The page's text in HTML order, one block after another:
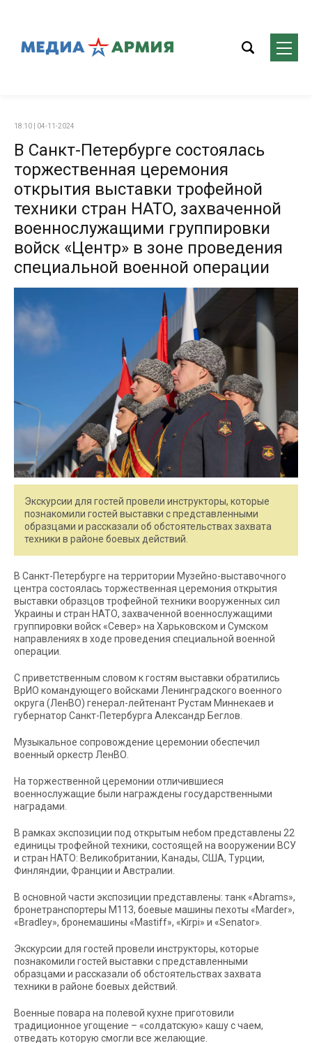
18:10 | 04-11-2024
В Санкт-Петербурге состоялась
торжественная церемония
открытия выставки трофейной
техники стран НАТО, захваченной
военнослужащими группировки
войск «Центр» в зоне проведения
специальной военной операции
Экскурсии для гостей провели инструкторы, которые
познакомили гостей выставки с представленными
образцами и рассказали об обстоятельствах захвата
техники в районе боевых действий.
В Санкт-Петербурге на территории Музейно-выставочного
центра состоялась торжественная церемония открытия
выставки образцов трофейной техники вооруженных сил
Украины и стран НАТО, захваченной военнослужащими
группировки войск «Север» на Харьковском и Сумском
направлениях в ходе проведения специальной военной
операции.
С приветственным словом к гостям выставки обратились
ВрИО командующего войсками Ленинградского военного
округа (ЛенВО) генерал-лейтенант Рустам Миннекаев и
губернатор Санкт-Петербурга Александр Беглов.
Музыкальное сопровождение церемонии обеспечил
военный оркестр ЛенВО.
На торжественной церемонии отличившиеся
военнослужащие были награждены государственными
наградами.
В рамках экспозиции под открытым небом представлены 22
единицы трофейной техники, состоящей на вооружении ВСУ
и стран НАТО: Великобритании, Канады, США, Турции,
Финляндии, Франции и Австралии.
В основной части экспозиции представлены: танк «Abrams»,
бронетранспортеры М113, боевые машины пехоты «Marder»,
«Bradley», бронемашины «Mastiff», «Kirpi» и «Senator».
Экскурсии для гостей провели инструкторы, которые
познакомили гостей выставки с представленными
образцами и рассказали об обстоятельствах захвата
техники в районе боевых действий.
Военные повара на полевой кухне приготовили
традиционное угощение – «солдатскую» кашу с чаем,
отведать которую смогли все желающие.